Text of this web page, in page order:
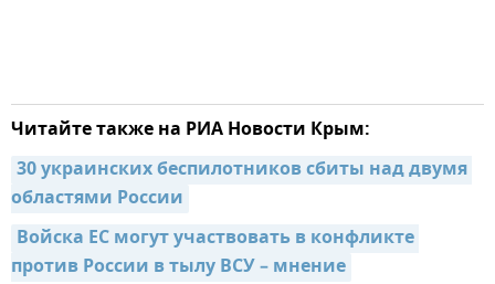
Читайте также на РИА Новости Крым:
30 украинских беспилотников сбиты над двумя
областями России
Войска ЕС могут участвовать в конфликте
против России в тылу ВСУ – мнение